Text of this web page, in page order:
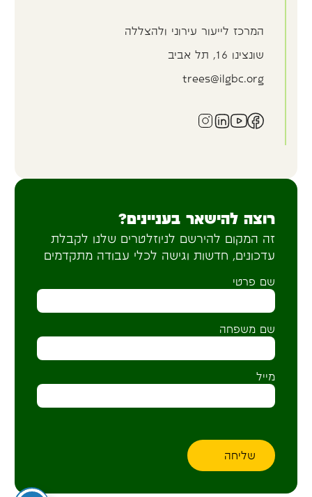
המרכז לייעור עירוני ולהצללה
שונצינו 16, תל אביב
trees@ilgbc.org
רוצה להישאר בעניינים?
זה המקום להירשם לניוזלטרים שלנו לקבלת
עדכונים, חדשות וגישה לכלי עבודה מתקדמים
שם פרטי
שם משפחה
מייל